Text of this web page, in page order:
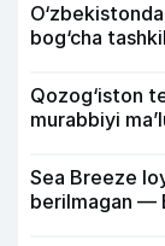
bog‘cha
Qozog‘iston
murabbiyi
Sea Breeze
berilmagan —